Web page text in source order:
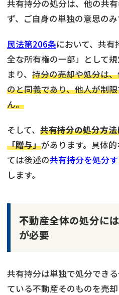
共有持分の処分は、他の共
ず、ご自身の単独の意思のみ
民法第206条において、共
全な所有権の一部」として
まり、 持分の売却や処分は
のと同義であり、他人が制
ん。
そして、 共有持分の処分方
「贈与」があります。具体
ては後述の共有持分を処分
します。
不動産全体の処分に
が必要
共有持分は単独で処分でき
ている不動産そのものを売